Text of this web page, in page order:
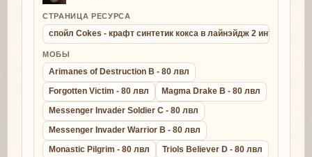
СТРАНИЦА РЕСУРСА
спойл Cokes - крафт синтетик кокса в лайнэйдж 2 интерлюд
МОБЫ
Arimanes of Destruction B - 80 лвл
Forgotten Victim - 80 лвл
Magma Drake B - 80 лвл
Messenger Invader Soldier C - 80 лвл
Messenger Invader Warrior B - 80 лвл
Monastic Pilgrim - 80 лвл
Triols Believer D - 80 лвл